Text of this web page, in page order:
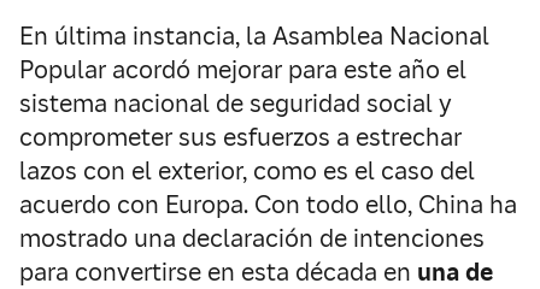
En última instancia, la Asamblea Nacional
Popular acordó mejorar para este año el
sistema nacional de seguridad social y
comprometer sus esfuerzos a estrechar
lazos con el exterior, como es el caso del
acuerdo con Europa. Con todo ello, China ha
mostrado una declaración de intenciones
para convertirse en esta década en una de